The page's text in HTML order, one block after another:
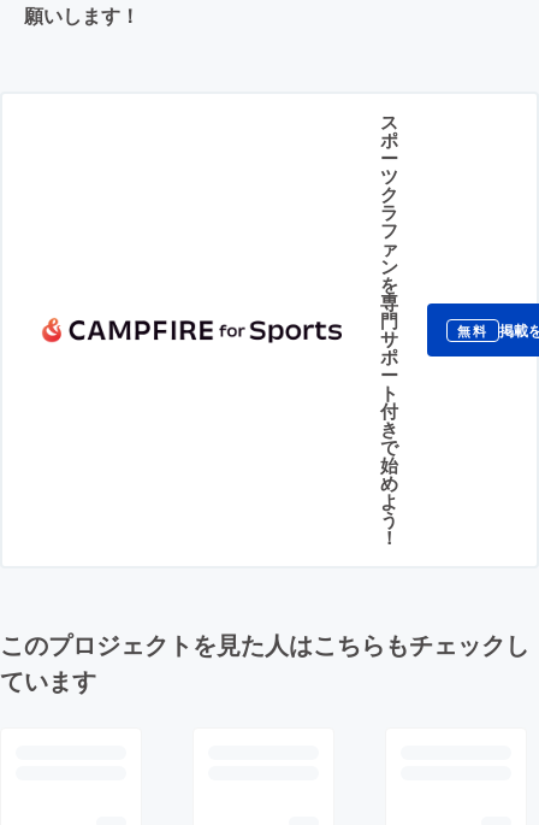
願いします！
ス
ポ
ー
ツ
ク
ラ
フ
ァ
ン
を
専
門
サ
ポ
ー
ト
付
き
で
始
め
よ
う
！
無料 掲載
このプロジェクトを見た人はこちらもチェックし
ています